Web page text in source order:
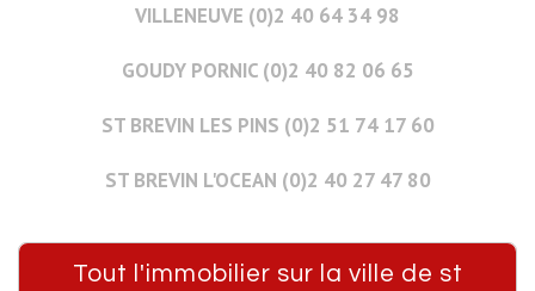
VILLENEUVE (0)2 40 64 34 98
GOUDY PORNIC (0)2 40 82 06 65
ST BREVIN LES PINS (0)2 51 74 17 60
ST BREVIN L'OCEAN (0)2 40 27 47 80
Tout l'immobilier sur la ville de st